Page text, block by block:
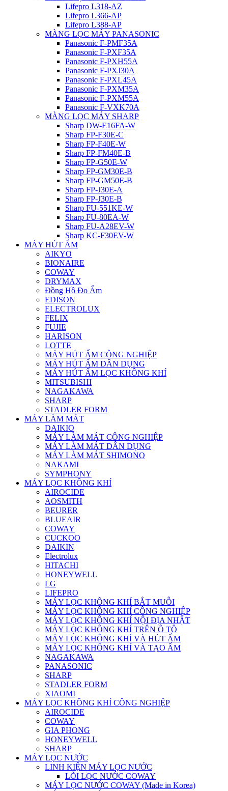
Lifepro L318-AZ
Lifepro L366-AP
Lifepro L388-AP
MÀNG LỌC MÁY PANASONIC
Panasonic F-PMF35A
Panasonic F-PXF35A
Panasonic F-PXH55A
Panasonic F-PXJ30A
Panasonic F-PXL45A
Panasonic F-PXM35A
Panasonic F-PXM55A
Panasonic F-VXK70A
MÀNG LỌC MÁY SHARP
Sharp DW-E16FA-W
Sharp FP-F30E-C
Sharp FP-F40E-W
Sharp FP-FM40E-B
Sharp FP-G50E-W
Sharp FP-GM30E-B
Sharp FP-GM50E-B
Sharp FP-J30E-A
Sharp FP-J30E-B
Sharp FU-551KE-W
Sharp FU-80EA-W
Sharp FU-A28EV-W
Sharp KC-F30EV-W
MÁY HÚT ẨM
AIKYO
BIONAIRE
COWAY
DRYMAX
Đồng Hồ Đo Ẩm
EDISON
ELECTROLUX
FELIX
FUJIE
HARISON
LOTTE
MÁY HÚT ẨM CÔNG NGHIỆP
MÁY HÚT ẨM DÂN DỤNG
MÁY HÚT ẨM LỌC KHÔNG KHÍ
MITSUBISHI
NAGAKAWA
SHARP
STADLER FORM
MÁY LÀM MÁT
DAIKIO
MÁY LÀM MÁT CÔNG NGHIỆP
MÁY LÀM MÁT DÂN DỤNG
MÁY LÀM MÁT SHIMONO
NAKAMI
SYMPHONY
MÁY LỌC KHÔNG KHÍ
AIROCIDE
AOSMITH
BEURER
BLUEAIR
COWAY
CUCKOO
DAIKIN
Electrolux
HITACHI
HONEYWELL
LG
LIFEPRO
MÁY LỌC KHÔNG KHÍ BẮT MUỖI
MÁY LỌC KHÔNG KHÍ CÔNG NGHIỆP
MÁY LỌC KHÔNG KHÍ NỘI ĐỊA NHẬT
MÁY LỌC KHÔNG KHÍ TRÊN Ô TÔ
MÁY LỌC KHÔNG KHÍ VÀ HÚT ẨM
MÁY LỌC KHÔNG KHÍ VÀ TẠO ẨM
NAGAKAWA
PANASONIC
SHARP
STADLER FORM
XIAOMI
MÁY LỌC KHÔNG KHÍ CÔNG NGHIỆP
AIROCIDE
COWAY
GIA PHONG
HONEYWELL
SHARP
MÁY LỌC NƯỚC
LINH KIỆN MÁY LỌC NƯỚC
LÕI LỌC NƯỚC COWAY
MÁY LỌC NƯỚC COWAY (Made in Korea)